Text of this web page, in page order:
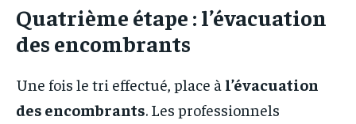
Quatrième étape : l’évacuation
des encombrants
Une fois le tri effectué, place à l’évacuation
des encombrants. Les professionnels